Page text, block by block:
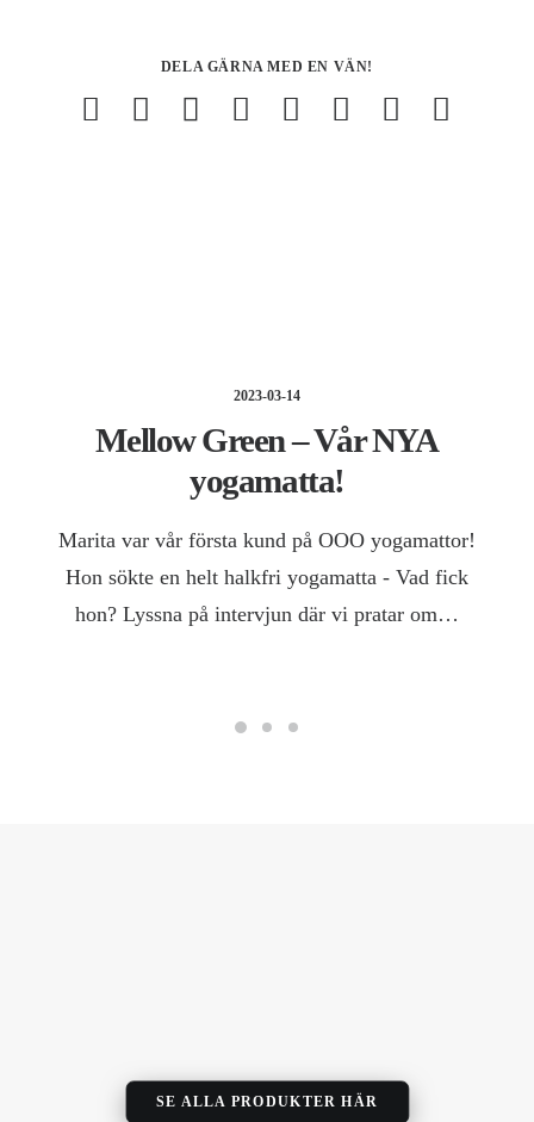
DELA GÄRNA MED EN VÄN!
2023-03-14
Mellow Green – Vår NYA
yogamatta!
Marita var vår första kund på OOO yogamattor!
Hon sökte en helt halkfri yogamatta - Vad fick
hon? Lyssna på intervjun där vi pratar om…
SE ALLA PRODUKTER HÄR